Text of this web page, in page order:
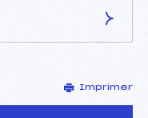
MAURICE (AP)
FRANCIS (AP)
Imprimer